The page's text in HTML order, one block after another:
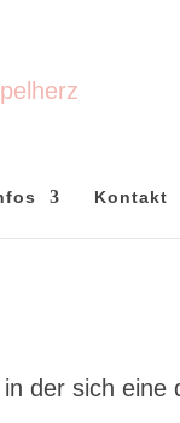
Kontakt
der sich eine